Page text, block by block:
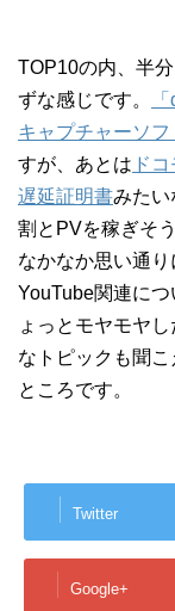
TOP10の内、半
ずな感じです。
キャプチャーソ
すが、あとは ド
遅延証明書みたい
割とPVを稼ぎそ
なかなか思い通り
YouTube関連に
ょっとモヤモヤ
なトピックも聞
ところです。
Twitter
Google+